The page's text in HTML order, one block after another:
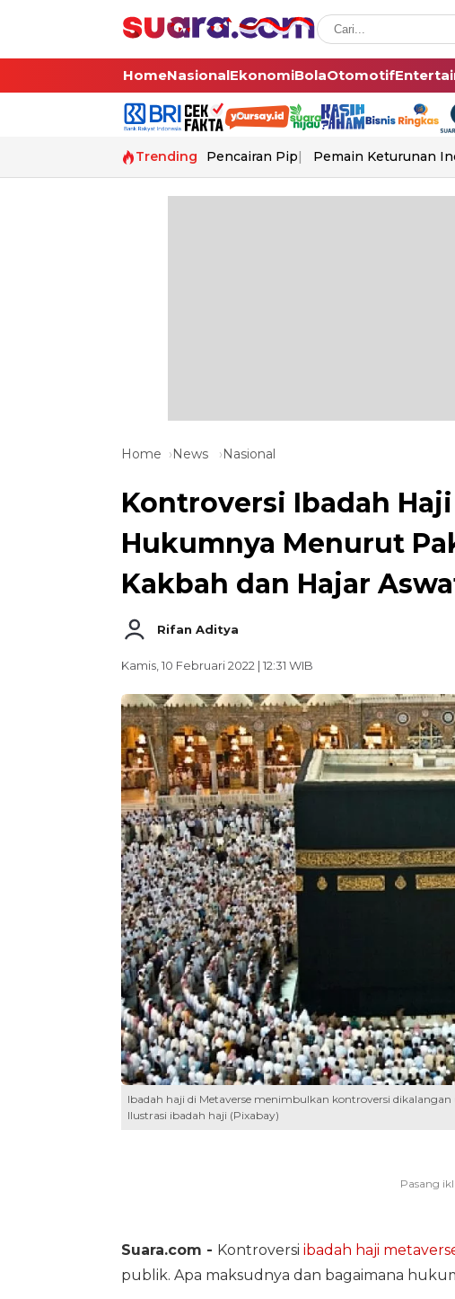
HomeNasionalEkonomiBolaOtomotif
Trending Pencairan Pip Pemain Keturunan
Home News Nasional
Kontroversi Ibadah
Hukumnya Menurut
Kakbah dan Hajar
Rifan Aditya
Kamis, 10 Februari 2022 | 12:31 WIB
Ibadah haji di Metaverse menimbulkan kontroversi
Ilustrasi ibadah haji (Pixabay)
Suara.com - Kontroversi ibadah haji
publik. Apa maksudnya dan bagaimana